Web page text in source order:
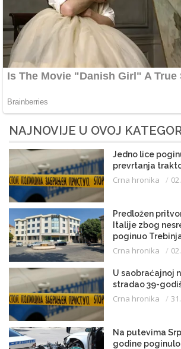
NAJNOVIJE U OVOJ
Jedno lice
prevrtanja
Crna hronika
Predložen
Italije zbog
poginuo
Crna hronika
U saobraćajnoj
stradao 39-
Crna hronika
Na putevima
godine poginulo